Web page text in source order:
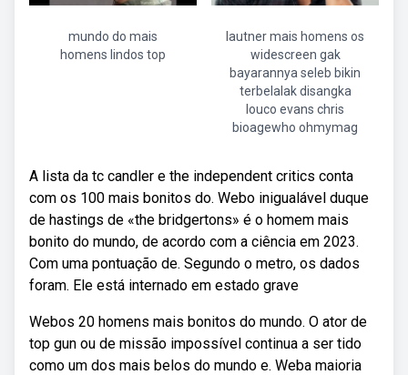
mundo do mais
homens lindos top
lautner mais homens os
widescreen gak
bayarannya seleb bikin
terbelalak disangka
louco evans chris
bioagewho ohmymag
A lista da tc candler e the independent critics conta
com os 100 mais bonitos do. Webo inigualável duque
de hastings de «the bridgertons» é o homem mais
bonito do mundo, de acordo com a ciência em 2023.
Com uma pontuação de. Segundo o metro, os dados
foram. Ele está internado em estado grave
Webos 20 homens mais bonitos do mundo. O ator de
top gun ou de missão impossível continua a ser tido
como um dos mais belos do mundo e. Weba maioria